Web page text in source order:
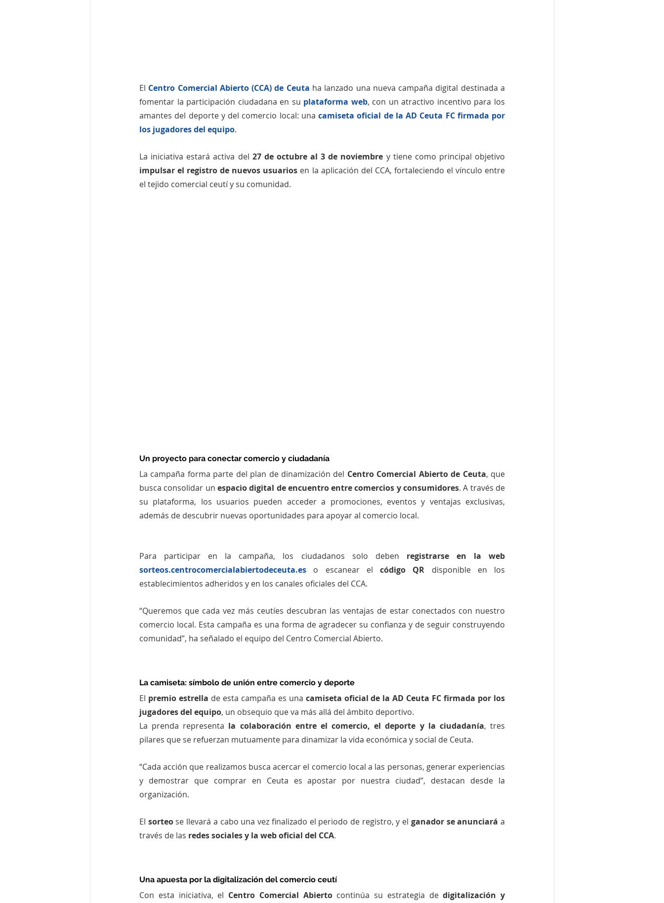
El Centro Comercial Abierto (CCA) de Ceuta ha lanzado una nueva campaña digital destinada a
fomentar la participación ciudadana en su plataforma web, con un atractivo incentivo para los
amantes del deporte y del comercio local: una camiseta oficial de la AD Ceuta FC firmada por
los jugadores del equipo.
La iniciativa estará activa del 27 de octubre al 3 de noviembre
impulsar el registro de nuevos usuarios en la aplicación del CCA, fortaleciendo el vínculo entre
el tejido comercial ceutí y su comunidad.
Un proyecto para conectar comercio y ciudadanía
La campaña forma parte del plan de dinamización del Centro Comercial Abierto de Ceuta, que
busca consolidar un espacio digital de encuentro entre comercios y consumidores. A través de
su plataforma, los usuarios pueden acceder a promociones, eventos y ventajas exclusivas,
además de descubrir nuevas oportunidades para apoyar al comercio local.
Para participar en la campaña, los ciudadanos solo deben
sorteos.centrocomercialabiertodeceuta.es o escanear el código QR disponible en los
establecimientos adheridos y en los canales oficiales del CCA.
“Queremos que cada vez más ceutíes descubran las ventajas de estar conectados con nuestro
comercio local. Esta campaña es una forma de agradecer su confianza y de seguir construyendo
comunidad”, ha señalado el equipo del Centro Comercial Abierto.
La camiseta: símbolo de unión entre comercio y deporte
El premio estrella de esta campaña es una camiseta oficial de la AD Ceuta FC firmada por los
jugadores del equipo, un obsequio que va más allá del ámbito deportivo.
La prenda representa la colaboración entre el comercio, el deporte y la ciudadanía, tres
pilares que se refuerzan mutuamente para dinamizar la vida económica y social de Ceuta.
“Cada acción que realizamos busca acercar el comercio local a las personas, generar experiencias
y demostrar que comprar en Ceuta es apostar por nuestra ciudad”, destacan desde la
organización.
El sorteo se llevará a cabo una vez finalizado el periodo de registro, y el ganador se anunciará a
través de las redes sociales y la web oficial del CCA.
Una apuesta por la digitalización del comercio ceutí
Con esta iniciativa, el Centro Comercial Abierto continúa su estrategia de digitalización y